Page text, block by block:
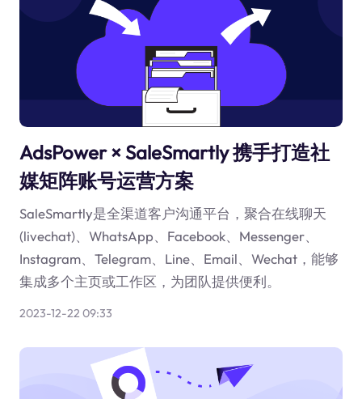
AdsPower × SaleSmartly 携手打造社
媒矩阵账号运营方案
SaleSmartly是全渠道客户沟通平台，聚合在线聊天
(livechat)、WhatsApp、Facebook、Messenger、
Instagram、Telegram、Line、Email、Wechat，能够
集成多个主页或工作区，为团队提供便利。
2023-12-22 09:33